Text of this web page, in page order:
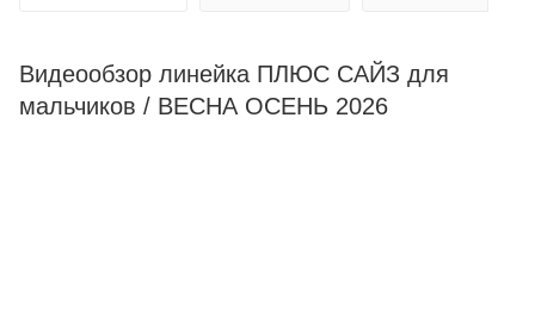
Видеообзор линейка ПЛЮС САЙЗ для
мальчиков / ВЕСНА ОСЕНЬ 2026